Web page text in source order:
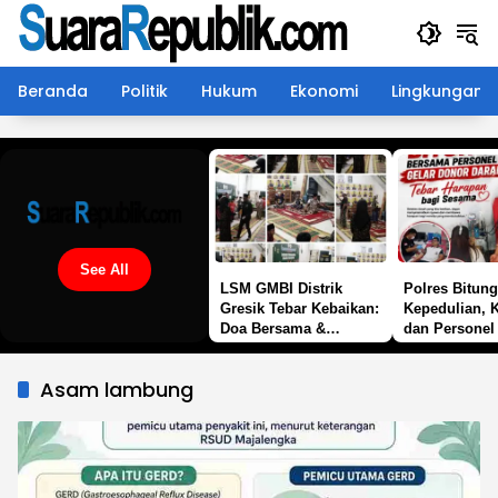
Langsung
konten
Beranda
Politik Hukum Ekonomi Lingkungan
See All
LSM GMBI Distrik
Gresik Tebar Kebaikan:
Doa Bersama &
Polres
Kepedulian,
dan
Asam lambung